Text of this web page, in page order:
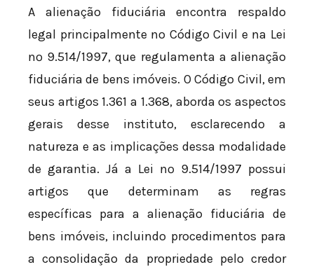
A alienação fiduciária encontra respaldo
legal principalmente no Código Civil e na Lei
nº 9.514/1997, que regulamenta a alienação
fiduciária de bens imóveis. O Código Civil, em
seus artigos 1.361 a 1.368, aborda os aspectos
gerais desse instituto, esclarecendo a
natureza e as implicações dessa modalidade
de garantia. Já a Lei nº 9.514/1997 possui
artigos que determinam as regras
específicas para a alienação fiduciária de
bens imóveis, incluindo procedimentos para
a consolidação da propriedade pelo credor